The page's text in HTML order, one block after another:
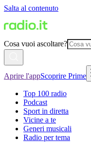
Salta al contenuto
Cosa vuoi ascoltare?
Aprire l'appScoprire Prime
Top 100 radio
Podcast
Sport in diretta
Vicine a te
Generi musicali
Radio per tema